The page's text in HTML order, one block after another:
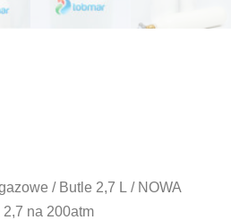
/ Butle 2,7 L / NOWA
na 200atm